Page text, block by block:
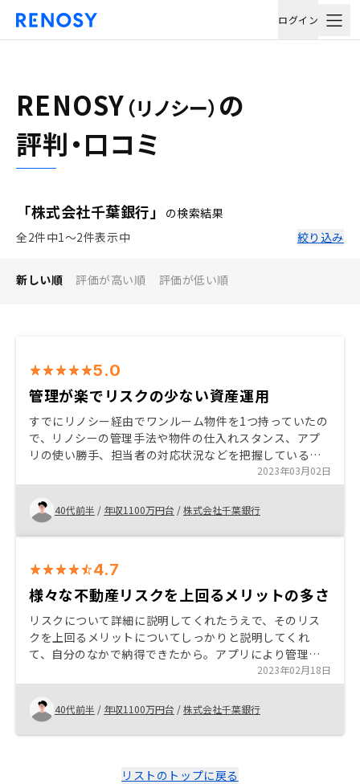
ログイン
RENOSY （リノシー） の
評判・口コミ
「株式会社千葉銀行」
の検索結果
全2件中1〜2件表示中
絞り込み
新しい順 評価が高い順 評価が低い順
5.0
管理が楽でリスクの少ない資産運用
すでにリノシー経由でワンルーム物件を1つ持っていたの
で、リノシーの管理手法や物件の仕入れスタンス、アプ
リの使い勝手、担当者の対応状況などを把握しているな
かで、新たに利回りの良い投資物件を紹介され、低金利
でローンを借りられたから。 若い担当者には言葉遣いや
ビジネスマナーをしっかり教えてもらいたい。
2023年03月02日
40代前半 / 年収1100万円台 /株式会社千葉銀行
4.7
様々な不動産リスクを上回るメリットの多さ
リスクについて詳細に説明してくれたうえで、そのリス
クを上回るメリットについてしっかりと説明してくれ
て、自分のなかで納得できたから。アプリにより管理や
ワイドプランといったオーナーの負担を軽減するプラン
も豊富で、空室を極力短くするための様々な取り組みに
ついても頼もしいと感じたことが購入の決め手となりま
した。あとは、担当の三島さんの提案力が高く、個人的
な相性もいいことが大きいと感じています。 物件価格が
を上げている部分があることは承知していますが、利回
2023年02月18日
40代前半 / 年収1100万円台 /株式会社千葉銀行
リストのトップに戻る